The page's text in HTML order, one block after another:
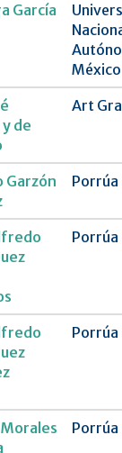
García
México
de
Art
Garzón
Porrúa
Porrúa
Porrúa
Porrúa